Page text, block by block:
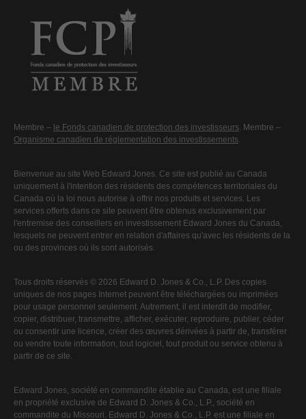
Membre – le Fonds canadien de protection des investisseurs . Membre –
Organisme canadien de réglementation des investissements
Bienvenue au site Web Edward Jones. Ce site est publié au Canada
uniquement à l'intention des résidents des compétences territoriales du
Canada où la loi nous autorise à offrir nos produits et services. Les
services offerts dans ce site peuvent être obtenus exclusivement par
l'entremise des conseillers en investissement Edward Jones du Canada,
lesquels ne peuvent entrer en relation d'affaires qu'avec les résidents de la
ou des provinces où ils sont autorisés.
Tous droits réservés © 2026 Edward D. Jones & Co., L.P. Des copies
uniques de nos pages Internet peuvent être téléchargées ou imprimées
pour usage personnel seulement. Autrement, il est interdit de modifier,
copier, distribuer, transmettre, afficher, exécuter, reproduire, publier, céder
ou consentir une licence, créer des œuvres dérivées à partir de, transférer
ou vendre toute information, tout logiciel, tout produit ou service obtenu à
partir de ce site.
Edward Jones, société en commandite établie au Canada, est une filiale
en propriété exclusive de Edward D. Jones & Co., L.P., société en
commandite du Missouri. Edward D. Jones & Co., L.P. est une filiale en